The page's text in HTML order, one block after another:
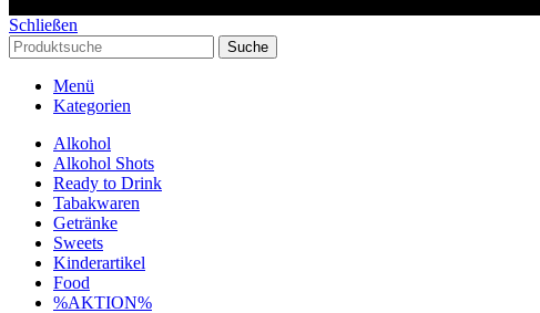
Schließen
Suche
Menü
Kategorien
Alkohol
Alkohol Shots
Ready to Drink
Tabakwaren
Getränke
Sweets
Kinderartikel
Food
%AKTION%